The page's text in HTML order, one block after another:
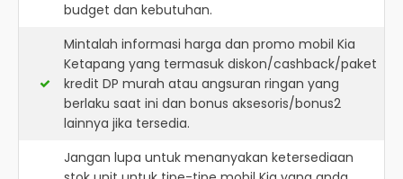
budget dan kebutuhan.
Mintalah informasi harga dan promo mobil Kia
Ketapang yang termasuk diskon/cashback/paket
kredit DP murah atau angsuran ringan yang
berlaku saat ini dan bonus aksesoris/bonus2
lainnya jika tersedia.
Jangan lupa untuk menanyakan ketersediaan